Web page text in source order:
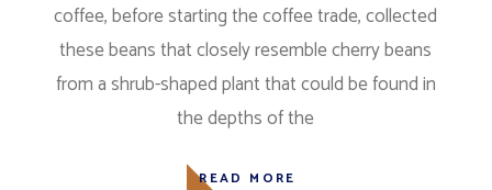
coffee, before starting the coffee trade, collected
these beans that closely resemble cherry beans
from a shrub-shaped plant that could be found in
the depths of the
READ MORE